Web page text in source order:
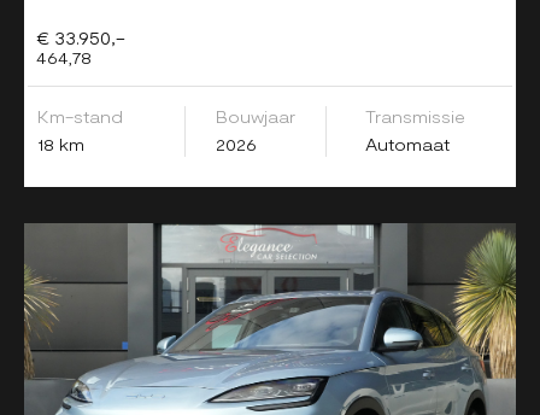
€ 33.950,-
464,78
Km-stand
18 km
Bouwjaar
2026
Transmissie
Automaat